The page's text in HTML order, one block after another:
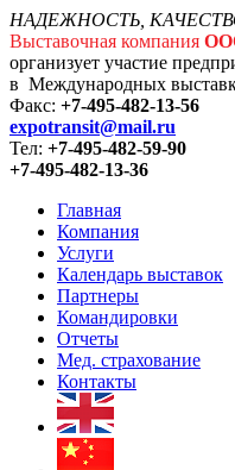
НАДЕЖНОСТЬ,
Выставочная компания
организует участие
в Международных
Факс: +7-495-482-13-56
expotransit@mail.ru
Тел: +7-495-482-59-90
+7-495-482-13-36
Главная
Компания
Услуги
Календарь выставок
Партнеры
Командировки
Отчеты
Мед. страхование
Контакты